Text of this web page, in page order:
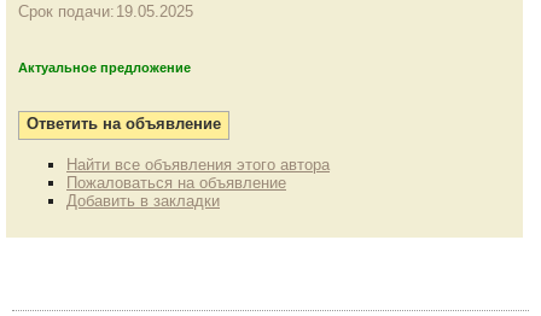
Срок подачи: 19.05.2025
Актуальное предложение
Найти все объявления этого автора
Пожаловаться на объявление
Добавить в закладки